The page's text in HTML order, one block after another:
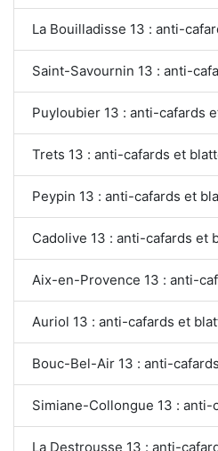
La Bouilladisse 13 : anti-
Saint-Savournin 13 : anti-
Puyloubier 13 : anti-cafards
Trets 13 : anti-cafards et
Peypin 13 : anti-cafards et
Cadolive 13 : anti-cafards et
Aix-en-Provence 13 : anti-
Auriol 13 : anti-cafards et
Bouc-Bel-Air 13 : anti-
Simiane-Collongue 13 : anti-
La Destrousse 13 : anti-